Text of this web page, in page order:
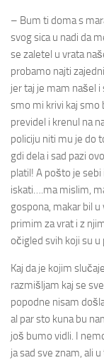
– Bum ti doma s
svog sica u nadi da
se zaletel u vrata
probamo najti
jer taj je mam našel
smo mi krivi kaj smo
previdel i krenul na
policiju niti mu je do
gdi dela i sad pazi
platil! A pošto je
iskati….ma mislim,
gospona, makar bil
primim za vrat i z
očigled svih koji su
Kaj da je kojim
razmišljam kaj se
popodne nisam
al par sto kuna bu
još bumo vidli. I
ja sad sve znam, ali